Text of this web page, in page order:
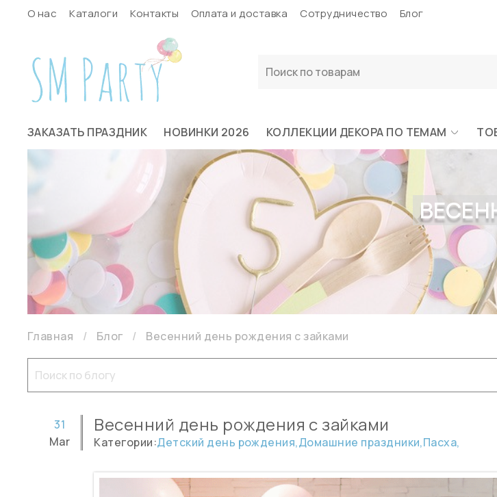
О нас Каталоги Контакты Оплата и доставка Сотрудничество Блог
ЗАКАЗАТЬ ПРАЗДНИК НОВИНКИ 2026 КОЛЛЕКЦИИ ДЕКОРА ПО ТЕМАМ
Главная Блог Весенний день рождения с зайками
Весенний день рождения с зайками
31
Mar
Категории:Детский день рождения,Домашние праздники,Пасха,